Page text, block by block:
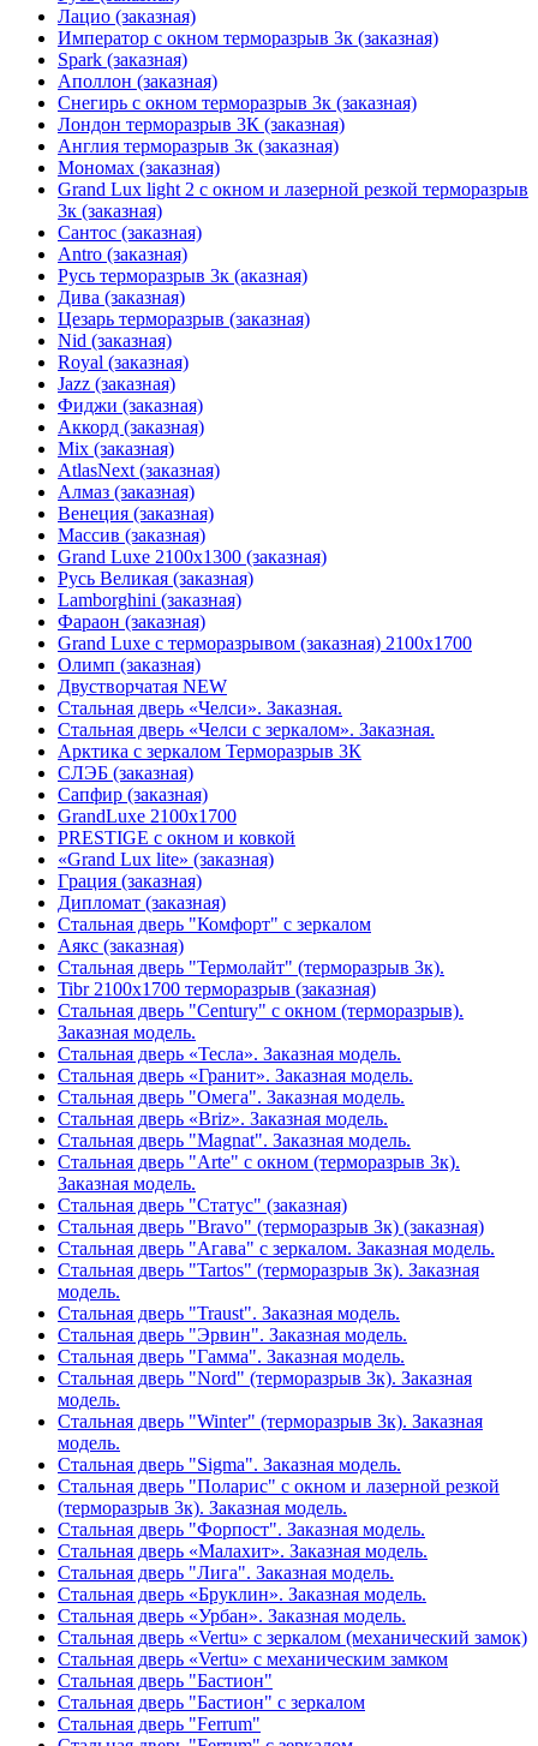
Лацио (заказная)
Император с окном терморазрыв 3к (заказная)
Spark (заказная)
Аполлон (заказная)
Снегирь с окном терморазрыв 3к (заказная)
Лондон терморазрыв 3К (заказная)
Англия терморазрыв 3к (заказная)
Мономах (заказная)
Grand Lux light 2 с окном и лазерной резкой терморазрыв
3к (заказная)
Сантос (заказная)
Antro (заказная)
Русь терморазрыв 3к (аказная)
Дива (заказная)
Цезарь терморазрыв (заказная)
Nid (заказная)
Royal (заказная)
Jazz (заказная)
Фиджи (заказная)
Аккорд (заказная)
Mix (заказная)
AtlasNext (заказная)
Алмаз (заказная)
Венеция (заказная)
Массив (заказная)
Grand Luxe 2100х1300 (заказная)
Русь Великая (заказная)
Lamborghini (заказная)
Фараон (заказная)
Grand Luxe с терморазрывом (заказная) 2100х1700
Олимп (заказная)
Двустворчатая NEW
Стальная дверь «Челси». Заказная.
Стальная дверь «Челси с зеркалом». Заказная.
Арктика с зеркалом Терморазрыв 3К
СЛЭБ (заказная)
Сапфир (заказная)
GrandLuxe 2100х1700
PRESTIGE с окном и ковкой
«Grand Lux lite» (заказная)
Гpация (заказная)
Дипломат (заказная)
Стальная дверь "Комфорт" с зеркалом
Аякс (заказная)
Стальная дверь "Термолайт" (терморазрыв 3к).
Tibr 2100х1700 терморазрыв (заказная)
Стальная дверь "Century" с окном (терморазрыв).
Заказная модель.
Стальная дверь «Тесла». Заказная модель.
Стальная дверь «Гранит». Заказная модель.
Стальная дверь "Омега". Заказная модель.
Стальная дверь «Briz». Заказная модель.
Стальная дверь "Magnat". Заказная модель.
Стальная дверь "Arte" с окном (терморазрыв 3к).
Заказная модель.
Стальная дверь "Статус" (заказная)
Стальная дверь "Bravo" (терморазрыв 3к) (заказная)
Стальная дверь "Агава" с зеркалом. Заказная модель.
Стальная дверь "Tartos" (терморазрыв 3к). Заказная
модель.
Стальная дверь "Traust". Заказная модель.
Стальная дверь "Эрвин". Заказная модель.
Стальная дверь "Гамма". Заказная модель.
Стальная дверь "Nord" (терморазрыв 3к). Заказная
модель.
Стальная дверь "Winter" (терморазрыв 3к). Заказная
модель.
Стальная дверь "Sigma". Заказная модель.
Стальная дверь "Поларис" с окном и лазерной резкой
(терморазрыв 3к). Заказная модель.
Стальная дверь "Форпост". Заказная модель.
Стальная дверь «Малахит». Заказная модель.
Стальная дверь "Лига". Заказная модель.
Стальная дверь «Бруклин». Заказная модель.
Стальная дверь «Урбан». Заказная модель.
Стальная дверь «Vertu» с зеркалом (механический замок)
Стальная дверь «Vertu» с механическим замком
Стальная дверь "Бастион"
Стальная дверь "Бастион" с зеркалом
Стальная дверь "Ferrum"